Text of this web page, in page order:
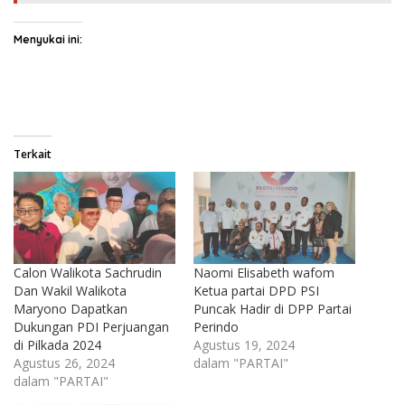
Menyukai ini:
Terkait
Calon Walikota Sachrudin
Dan Wakil Walikota
Maryono Dapatkan
Dukungan PDI Perjuangan
di Pilkada 2024
Agustus 26, 2024
dalam "PARTAI"
Naomi Elisabeth wafom
Ketua partai DPD PSI
Puncak Hadir di DPP Partai
Perindo
Agustus 19, 2024
dalam "PARTAI"